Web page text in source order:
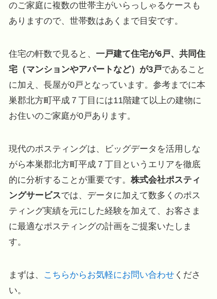
のご家庭に複数の世帯主がいらっしゃるケースも
ありますので、世帯数はあくまで目安です。
住宅の軒数で見ると、 一戸建て住宅が6戸、共同住
宅（マンションやアパートなど）が3戸であること
に加え、長屋が0戸となっています。参考までに本
巣郡北方町平成７丁目には11階建て以上の建物に
お住いのご家庭が0戸あります。
現代のポスティングは、ビッグデータを活用しな
がら本巣郡北方町平成７丁目というエリアを徹底
的に分析することが重要です。 株式会社ポスティ
ングサービスでは、データに加えて数多くのポス
ティング実績を元にした経験を加えて、お客さま
に最適なポスティングの計画をご提案いたしま
す。
まずは、 こちらからお気軽にお問い合わせくださ
い。